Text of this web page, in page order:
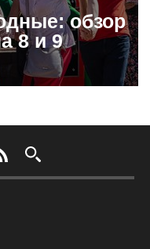
обзор
8 и 9